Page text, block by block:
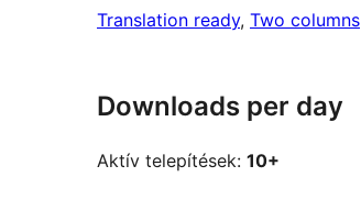
Translation ready, Two columns
Downloads per day
Aktív telepítések: 10+